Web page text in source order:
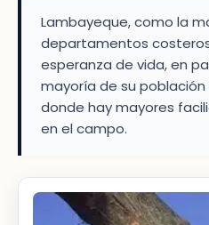
Lambayeque, como la
departamentos
esperanza de vida, en
mayoría de su población
donde hay mayores
en el campo.